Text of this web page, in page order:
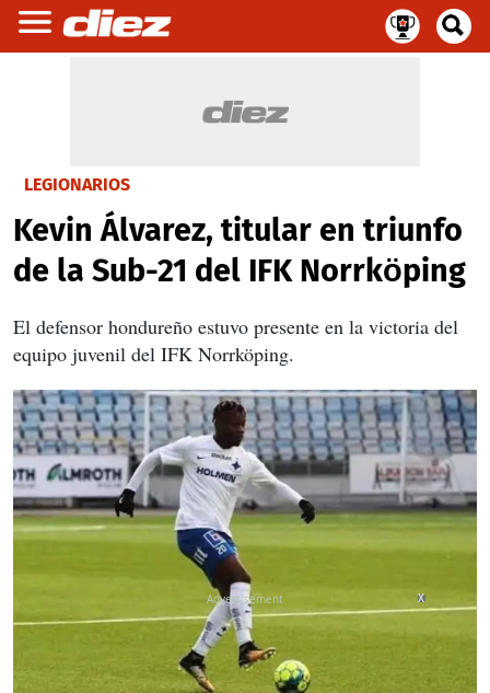
LEGIONARIOS
Kevin Álvarez, titular en triunfo
de la Sub-21 del IFK Norrköping
El defensor hondureño estuvo presente en la victoria del
equipo juvenil del IFK Norrköping.
X